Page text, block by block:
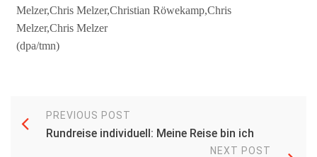
Melzer,Chris Melzer,Christian Röwekamp,Chris
Melzer,Chris Melzer
(dpa/tmn)
PREVIOUS POST
Rundreise individuell: Meine Reise bin ich
NEXT POST